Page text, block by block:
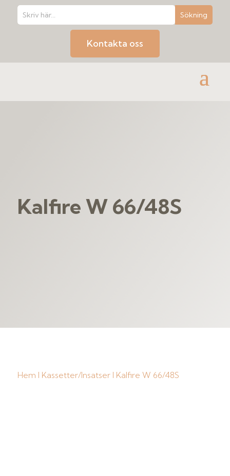
Kontakta oss
Kalfire W 66/48S
Hem I Kassetter/InsatserI Kalfire W 66/48S